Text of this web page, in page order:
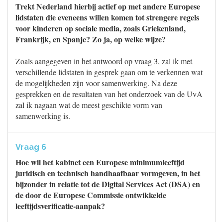
Trekt Nederland hierbij actief op met andere Europese
lidstaten die eveneens willen komen tot strengere regels
voor kinderen op sociale media, zoals Griekenland,
Frankrijk, en Spanje? Zo ja, op welke wijze?
Zoals aangegeven in het antwoord op vraag 3, zal ik met
verschillende lidstaten in gesprek gaan om te verkennen wat
de mogelijkheden zijn voor samenwerking. Na deze
gesprekken en de resultaten van het onderzoek van de UvA
zal ik nagaan wat de meest geschikte vorm van
samenwerking is.
Vraag 6
Hoe wil het kabinet een Europese minimumleeftijd
juridisch en technisch handhaafbaar vormgeven, in het
bijzonder in relatie tot de Digital Services Act (DSA) en
de door de Europese Commissie ontwikkelde
leeftijdsverificatie-aanpak?